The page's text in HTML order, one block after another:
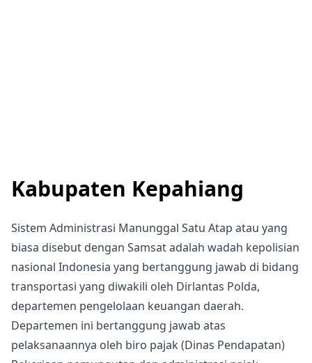
Kabupaten Kepahiang
Sistem Administrasi Manunggal Satu Atap atau yang
biasa disebut dengan Samsat adalah wadah kepolisian
nasional Indonesia yang bertanggung jawab di bidang
transportasi yang diwakili oleh Dirlantas Polda,
departemen pengelolaan keuangan daerah.
Departemen ini bertanggung jawab atas
pelaksanaannya oleh biro pajak (Dinas Pendapatan)